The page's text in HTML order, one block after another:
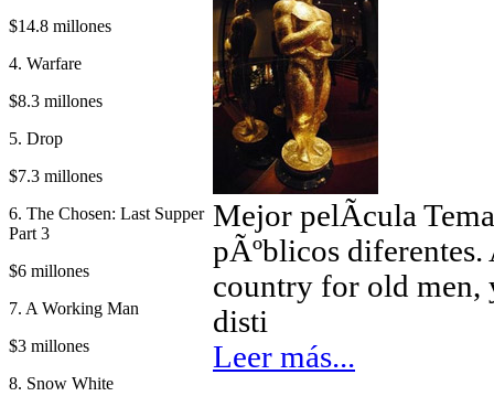
$14.8 millones
4. Warfare
$8.3 millones
5. Drop
$7.3 millones
6. The Chosen: Last Supper
Part 3
$6 millones
7. A Working Man
$3 millones
8. Snow White
Mejor pelÃ­cula
pÃºblicos
country for old men,
disti
Leer más...